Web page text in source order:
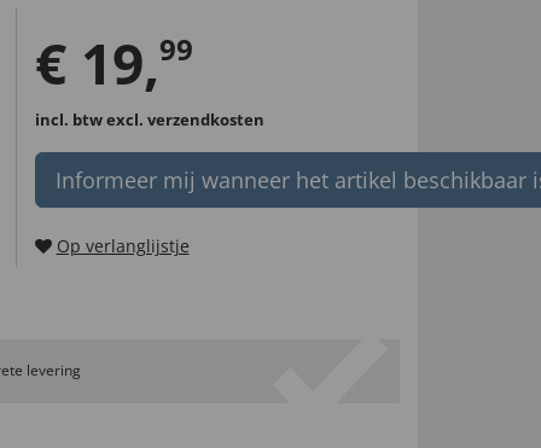
€ 19,99
incl. btwexcl. verzendkosten
Informeer mij wanneer het artikel beschikbaar
Op verlanglijstje
levering